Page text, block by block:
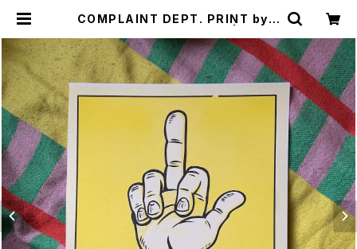
COMPLAINT DEPT. PRINT by b
E TRASH